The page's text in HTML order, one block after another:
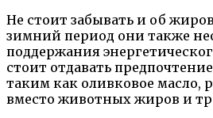
Не стоит забывать и об
зимний период они также
поддержания
стоит отдавать
таким как оливковое масло,
вместо животных жиров и